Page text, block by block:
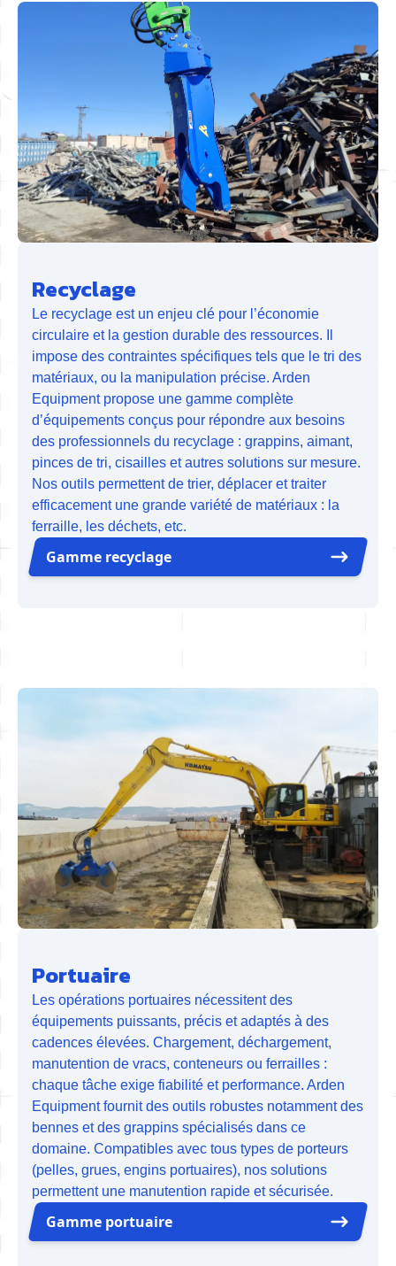
Recyclage
Le recyclage est un enjeu clé pour l’économie
circulaire et la gestion durable des ressources. Il
impose des contraintes spécifiques tels que le tri des
matériaux, ou la manipulation précise. Arden
Equipment propose une gamme complète
d’équipements conçus pour répondre aux besoins
des professionnels du recyclage : grappins, aimant,
pinces de tri, cisailles et autres solutions sur mesure.
Nos outils permettent de trier, déplacer et traiter
efficacement une grande variété de matériaux : la
ferraille, les déchets, etc.
Gamme recyclage
Portuaire
Les opérations portuaires nécessitent des
équipements puissants, précis et adaptés à des
cadences élevées. Chargement, déchargement,
manutention de vracs, conteneurs ou ferrailles :
chaque tâche exige fiabilité et performance. Arden
Equipment fournit des outils robustes notamment des
bennes et des grappins spécialisés dans ce
domaine. Compatibles avec tous types de porteurs
(pelles, grues, engins portuaires), nos solutions
permettent une manutention rapide et sécurisée.
Gamme portuaire